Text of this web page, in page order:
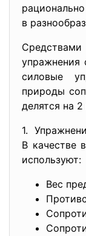
в
упражнения
силовые
природы
делятся на
1.
В качестве
используют:
Вес